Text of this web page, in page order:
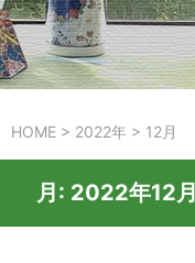
HOME > 2022年 > 12月
月: 2022年12月